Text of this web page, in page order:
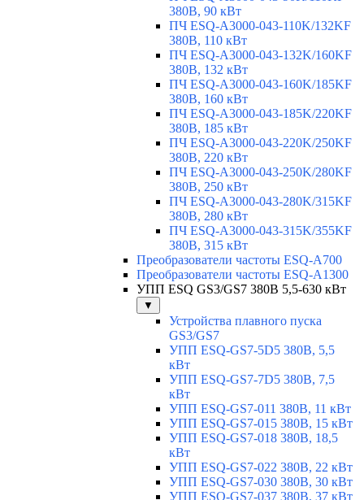
380В, 90 кВт
ПЧ ESQ-A3000-043-110K/132KF
380В, 110 кВт
ПЧ ESQ-A3000-043-132K/160KF
380В, 132 кВт
ПЧ ESQ-A3000-043-160K/185KF
380В, 160 кВт
ПЧ ESQ-A3000-043-185K/220KF
380В, 185 кВт
ПЧ ESQ-A3000-043-220K/250KF
380В, 220 кВт
ПЧ ESQ-A3000-043-250K/280KF
380В, 250 кВт
ПЧ ESQ-A3000-043-280K/315KF
380В, 280 кВт
ПЧ ESQ-A3000-043-315K/355KF
380В, 315 кВт
Преобразователи частоты ESQ-A700
Преобразователи частоты ESQ-A1300
УПП ESQ GS3/GS7 380В 5,5-630 кВт
▼
Устройства плавного пуска
GS3/GS7
УПП ESQ-GS7-5D5 380В, 5,5
кВт
УПП ESQ-GS7-7D5 380В, 7,5
кВт
УПП ESQ-GS7-011 380В, 11 кВт
УПП ESQ-GS7-015 380В, 15 кВт
УПП ESQ-GS7-018 380В, 18,5
кВт
УПП ESQ-GS7-022 380В, 22 кВт
УПП ESQ-GS7-030 380В, 30 кВт
УПП ESQ-GS7-037 380В, 37 кВт